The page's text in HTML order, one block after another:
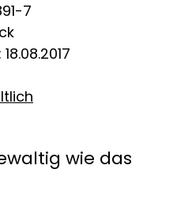
7
wie das